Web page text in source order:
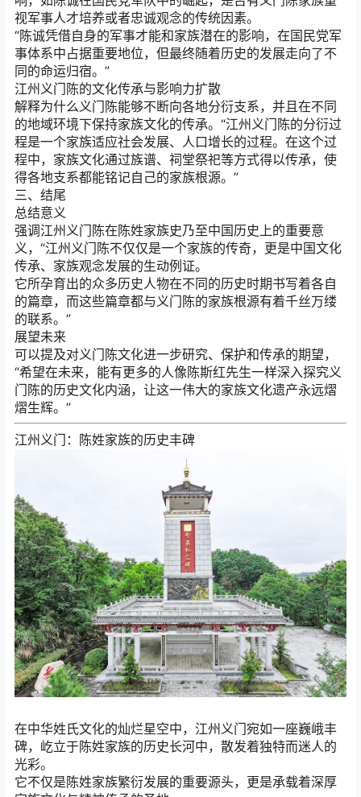
视军事人才培养或者忠诚观念的传统因素。
“陈诚凭借自身的军事才能和家族潜在的影响，在国民党军
事体系中占据重要地位，但最终随着历史的发展走向了不
同的命运归宿。”
江州义门陈的文化传承与影响力扩散
解释为什么义门陈能够不断向各地分衍支系，并且在不同
的地域环境下保持家族文化的传承。“江州义门陈的分衍过
程是一个家族适应社会发展、人口增长的过程。在这个过
程中，家族文化通过族谱、祠堂祭祀等方式得以传承，使
得各地支系都能铭记自己的家族根源。”
三、结尾
总结意义
强调江州义门陈在陈姓家族史乃至中国历史上的重要意
义，“江州义门陈不仅仅是一个家族的传奇，更是中国文化
传承、家族观念发展的生动例证。
它所孕育出的众多历史人物在不同的历史时期书写着各自
的篇章，而这些篇章都与义门陈的家族根源有着千丝万缕
的联系。”
展望未来
可以提及对义门陈文化进一步研究、保护和传承的期望，
“希望在未来，能有更多的人像陈斯红先生一样深入探究义
门陈的历史文化内涵，让这一伟大的家族文化遗产永远熠
熠生辉。”
江州义门：陈姓家族的历史丰碑
在中华姓氏文化的灿烂星空中，江州义门宛如一座巍峨丰
碑，屹立于陈姓家族的历史长河中，散发着独特而迷人的
光彩。
它不仅是陈姓家族繁衍发展的重要源头，更是承载着深厚